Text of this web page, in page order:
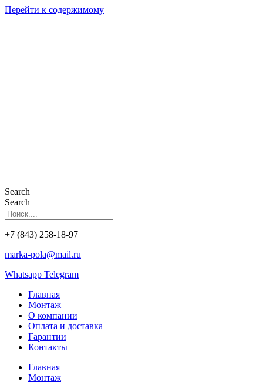
Перейти к содержимому
Search
Search
+7 (843) 258-18-97
marka-pola@mail.ru
Whatsapp Telegram
Главная
Монтаж
О компании
Оплата и доставка
Гарантии
Контакты
Главная
Монтаж